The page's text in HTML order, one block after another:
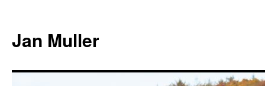
Jan Muller